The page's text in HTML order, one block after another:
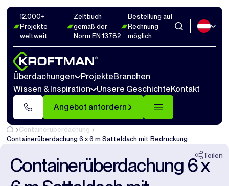
12.000+
Projekte
weltweit
Zeltbuch
gemäß der
Norm EN 13782
Bestellung auf
Rechnung
möglich
Überdachungen ProjekteBranchen
Wissen & Inspiration
Unsere GeschichteKontakt
Angebot anfordern
Containerüberdachung
Containerüberdachung 6 x 6 m Satteldach mit Bedruckung
Teilen
Containerüberdachung 6 x
Fotos Abmaße1 Videos
Schließen